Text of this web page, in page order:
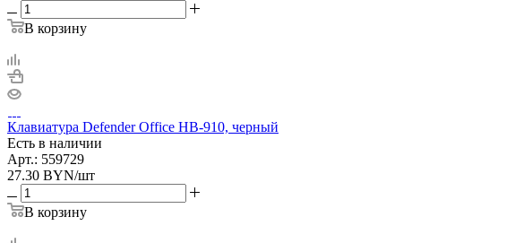
В корзину
Клавиатура Defender Office HB-910, черный
Есть в наличии
Арт.: 559729
27.30 BYN/шт
В корзину